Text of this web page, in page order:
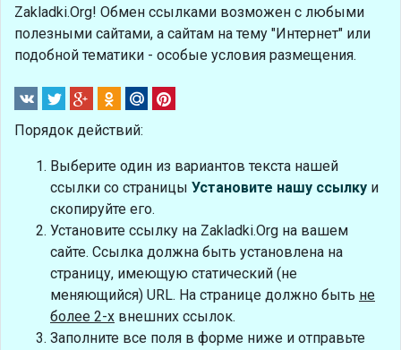
Zakladki.Org! Обмен ссылками возможен с любыми
полезными сайтами, а сайтам на тему "Интернет" или
подобной тематики - особые условия размещения.
Порядок действий:
Выберите один из вариантов текста нашей
ссылки со страницы Установите нашу ссылку и
скопируйте его.
Установите ссылку на Zakladki.Org на вашем
сайте. Ссылка должна быть установлена на
страницу, имеющую статический (не
меняющийся) URL. На странице должно быть не
более 2-х внешних ссылок.
Заполните все поля в форме ниже и отправьте